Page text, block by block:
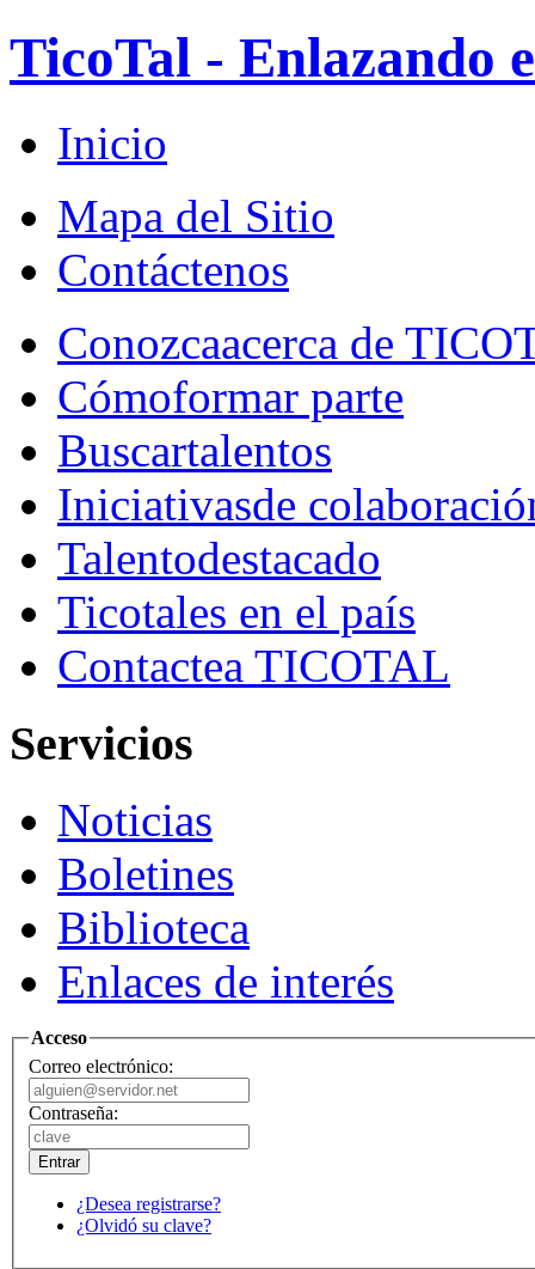
TicoTal - Enlazando
Inicio
Mapa del Sitio
Contáctenos
Conozcaacerca de
Cómoformar parte
Buscartalentos
Iniciativasde
Talentodestacado
Ticotales en el país
Contactea TICOTAL
Servicios
Noticias
Boletines
Biblioteca
Enlaces de interés
Acceso
Correo electrónico:
Contraseña:
¿Desea registrarse?
¿Olvidó su clave?